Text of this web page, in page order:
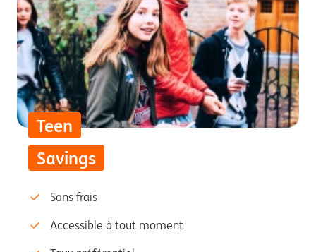
Teen
Savings
Sans frais
Accessible à tout moment